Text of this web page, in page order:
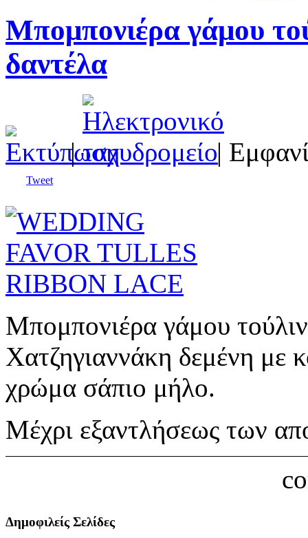
Μπομπονιέρα γάμου
δαντέλα
| |
Tweet
Μπομπονιέρα γάμου
Χατζηγιαννάκη δεμένη με
χρώμα σάπιο μήλο.
Μέχρι εξαντλήσεως των
Δημοφιλείς Σελίδες